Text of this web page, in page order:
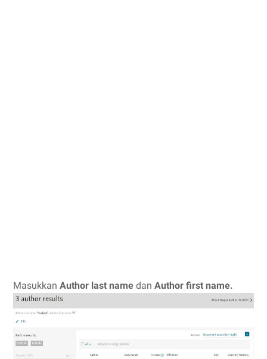
Masukkan Author last name dan Author first name.